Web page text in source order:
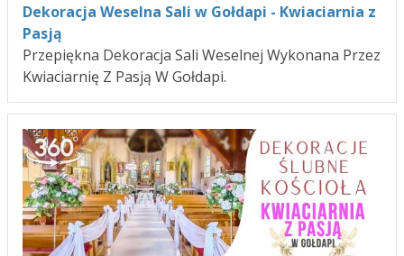
Dekoracja Weselna Sali w Gołdapi - Kwiaciarnia z
Pasją
Przepiękna Dekoracja Sali Weselnej Wykonana Przez
Kwiaciarnię Z Pasją W Gołdapi.